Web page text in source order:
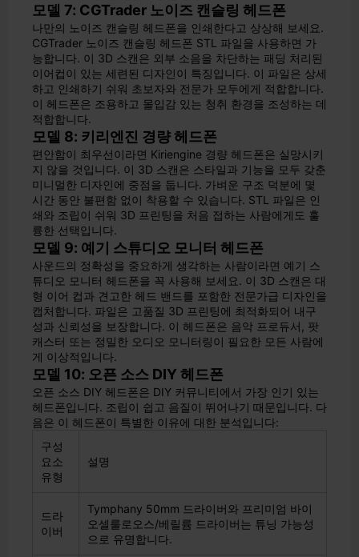
모델 7: CGTrader 노이즈 캔슬링 헤드폰
나만의 노이즈 캔슬링 헤드폰을 인쇄한다고 상상해 보세요.
CGTrader 노이즈 캔슬링 헤드폰 STL 파일을 사용하면 가
능합니다. 이 3D 스캔은 외부 소음을 차단하는 패딩 처리된
이어컵이 있는 세련된 디자인이 특징입니다. 이 파일은 상세
하고 인쇄하기 쉬워 초보자와 전문가 모두에게 적합합니다.
이 헤드폰은 조용하고 몰입감 있는 청취 환경을 조성하는 데
적합합니다.
모델 8: 키리엔진 경량 헤드폰
편안함이 최우선이라면 Kiriengine 경량 헤드폰은 실망시키
지 않을 것입니다. 이 3D 스캔은 스타일과 기능을 모두 갖춘
미니멀한 디자인에 중점을 둡니다. 가벼운 구조 덕분에 몇
시간 동안 불편함 없이 착용할 수 있습니다. STL 파일은 인
쇄와 조립이 쉬워 3D 프린팅을 처음 접하는 사람에게도 훌
륭한 선택입니다.
모델 9: 예기 스튜디오 모니터 헤드폰
사운드의 정확성을 중요하게 생각하는 사람이라면 예기 스
튜디오 모니터 헤드폰을 꼭 사용해 보세요. 이 3D 스캔은 대
형 이어 컵과 견고한 헤드 밴드를 포함한 전문가급 디자인을
캡처합니다. 파일은 고품질 3D 프린팅에 최적화되어 내구
성과 신뢰성을 보장합니다. 이 헤드폰은 음악 프로듀서, 팟
캐스터 또는 정밀한 오디오 모니터링이 필요한 모든 사람에
게 이상적입니다.
모델 10: 오픈 소스 DIY 헤드폰
오픈 소스 DIY 헤드폰은 DIY 커뮤니티에서 가장 인기 있는
헤드폰입니다. 조립이 쉽고 음질이 뛰어나기 때문입니다. 다
음은 이 헤드폰이 특별한 이유에 대한 분석입니다:
구성
요소
유형
설명
드라
이버
Tymphany 50mm 드라이버와 프리미엄 바이
오셀룰로오스/베릴륨 드라이버는 튜닝 가능성
으로 유명합니다.